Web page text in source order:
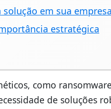
em sua
estratégica
como
de soluções